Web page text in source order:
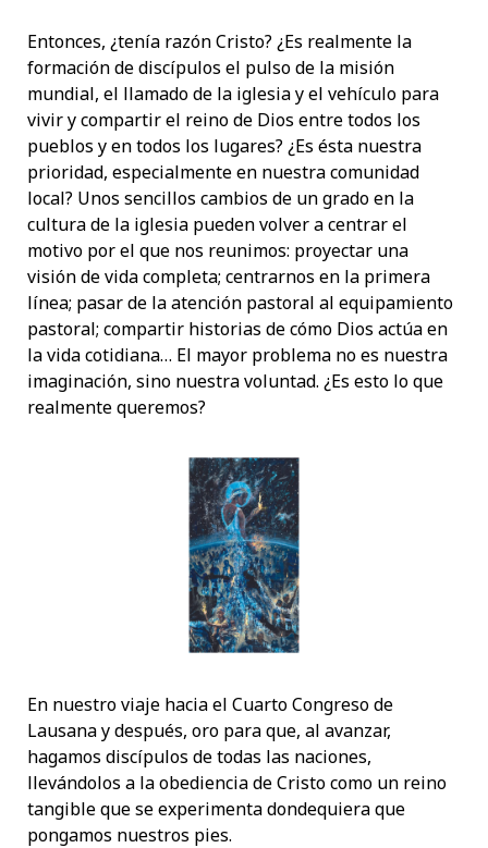
Entonces, ¿tenía razón Cristo? ¿Es realmente la
formación de discípulos el pulso de la misión
mundial, el llamado de la iglesia y el vehículo para
vivir y compartir el reino de Dios entre todos los
pueblos y en todos los lugares? ¿Es ésta nuestra
prioridad, especialmente en nuestra comunidad
local? Unos sencillos cambios de un grado en la
cultura de la iglesia pueden volver a centrar el
motivo por el que nos reunimos: proyectar una
visión de vida completa; centrarnos en la primera
línea; pasar de la atención pastoral al equipamiento
pastoral; compartir historias de cómo Dios actúa en
la vida cotidiana… El mayor problema no es nuestra
imaginación, sino nuestra voluntad. ¿Es esto lo que
realmente queremos?
En nuestro viaje hacia el Cuarto Congreso de
Lausana y después, oro para que, al avanzar,
hagamos discípulos de todas las naciones,
llevándolos a la obediencia de Cristo como un reino
tangible que se experimenta dondequiera que
pongamos nuestros pies.